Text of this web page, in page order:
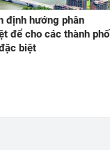
định hướng phân
để cho các thành phố
biệt